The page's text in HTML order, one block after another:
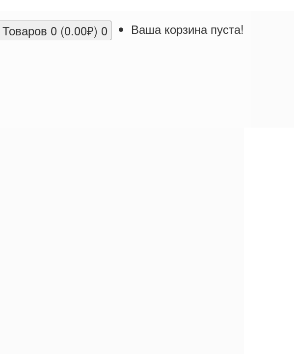
Товаров 0 (0.00₽) 0 Ваша корзина пуста!